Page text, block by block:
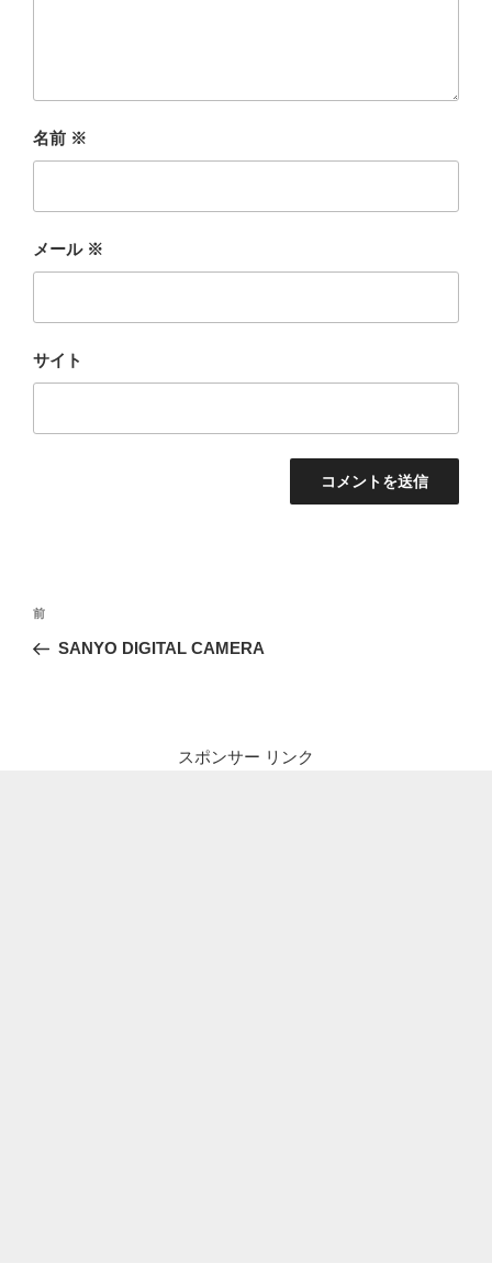
名前 ※
メール ※
サイト
投
ナ
前
の
前
SANYO DIGITAL CAMERA
スポンサー リンク